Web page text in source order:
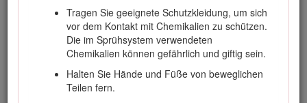
Tragen Sie geeignete Schutzkleidung, um sich
vor dem Kontakt mit Chemikalien zu schützen.
Die im Sprühsystem verwendeten
Chemikalien können gefährlich und giftig sein.
Halten Sie Hände und Füße von beweglichen
Teilen fern.
Serviceleistung, Toro Originalersatzteile oder zusätzliche
Informationen benötigen. Halten Sie hierfür die Modell- und
Seriennummern Ihres Produkts griffbereit. In Bild
angegeben, wo an dem Produkt die Modell- und die
Seriennummer angebracht sind. Tragen Sie hier die Modell-
und Seriennummern des Geräts ein.